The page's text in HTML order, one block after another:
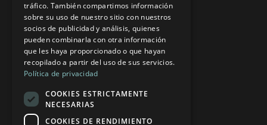
RESERVAS
AVISO LEGAL
POLÍTICA DE COOKIES
NEWSLETTER
tráfico. También compartimos información
sobre su uso de nuestro sitio con nuestros
socios de publicidad y análisis, quienes
pueden combinarla con otra información
que les haya proporcionado o que hayan
recopilado a partir del uso de sus servicios.
Política de privacidad
COOKIES ESTRICTAMENTE
NECESARIAS
COOKIES DE RENDIMIENTO